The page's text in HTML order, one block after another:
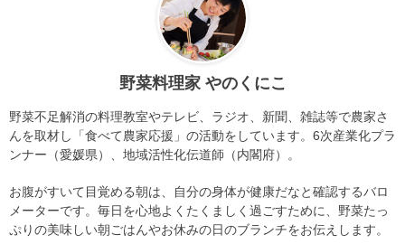
野菜料理家 やのくにこ
野菜不足解消の料理教室やテレビ、ラジオ、新聞、雑誌等で農家さ
んを取材し「食べて農家応援」の活動をしています。6次産業化プラ
ンナー（愛媛県）、地域活性化伝道師（内閣府）。
お腹がすいて目覚める朝は、自分の身体が健康だなと確認するバロ
メーターです。毎日を心地よくたくましく過ごすために、野菜たっ
ぷりの美味しい朝ごはんやお休みの日のブランチをお伝えします。